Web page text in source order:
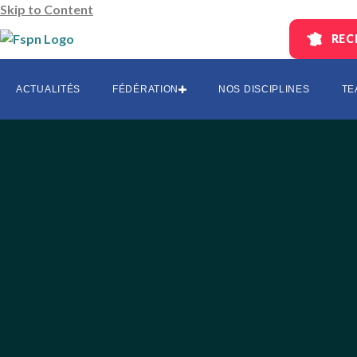
Skip to Content
ACTUALITÉS FÉDÉRATION NOS DISCIPLINES